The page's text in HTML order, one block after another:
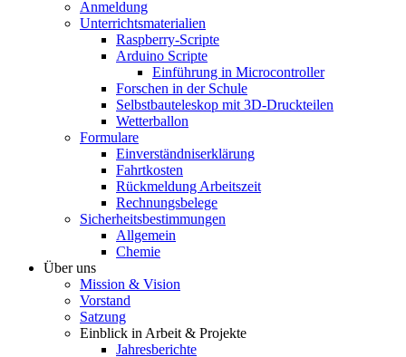
Anmeldung
Unterrichtsmaterialien
Raspberry-Scripte
Arduino Scripte
Einführung in Microcontroller
Forschen in der Schule
Selbstbauteleskop mit 3D-Druckteilen
Wetterballon
Formulare
Einverständniserklärung
Fahrtkosten
Rückmeldung Arbeitszeit
Rechnungsbelege
Sicherheitsbestimmungen
Allgemein
Chemie
Über uns
Mission & Vision
Vorstand
Satzung
Einblick in Arbeit & Projekte
Jahresberichte